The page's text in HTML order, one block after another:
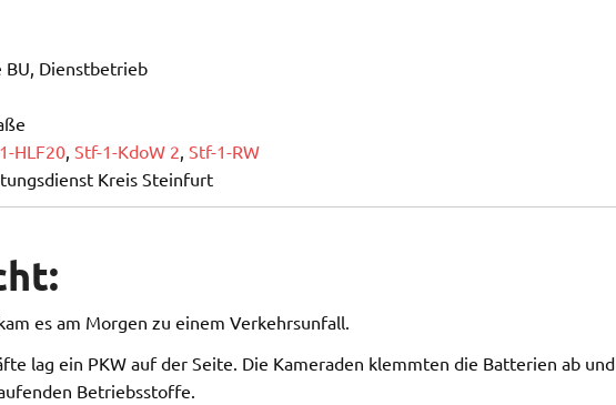
Dienstbetrieb
HLF20, Stf-1-KdoW 2, Stf-1-RW
Kreis Steinfurt
es am Morgen zu einem Verkehrsunfall.
lag ein PKW auf der Seite. Die Kameraden klemmten die Batterien ab und
Betriebsstoffe.